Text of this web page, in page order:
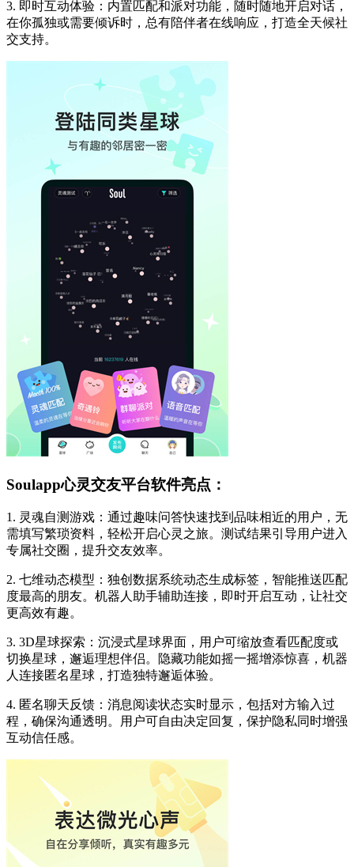
3. 即时互动体验：内置匹配和派对功能，随时随地开启对话，
在你孤独或需要倾诉时，总有陪伴者在线响应，打造全天候社
交支持。
Soulapp心灵交友平台软件亮点：
1. 灵魂自测游戏：通过趣味问答快速找到品味相近的用户，无
需填写繁琐资料，轻松开启心灵之旅。测试结果引导用户进入
专属社交圈，提升交友效率。
2. 七维动态模型：独创数据系统动态生成标签，智能推送匹配
度最高的朋友。机器人助手辅助连接，即时开启互动，让社交
更高效有趣。
3. 3D星球探索：沉浸式星球界面，用户可缩放查看匹配度或
切换星球，邂逅理想伴侣。隐藏功能如摇一摇增添惊喜，机器
人连接匿名星球，打造独特邂逅体验。
4. 匿名聊天反馈：消息阅读状态实时显示，包括对方输入过
程，确保沟通透明。用户可自由决定回复，保护隐私同时增强
互动信任感。